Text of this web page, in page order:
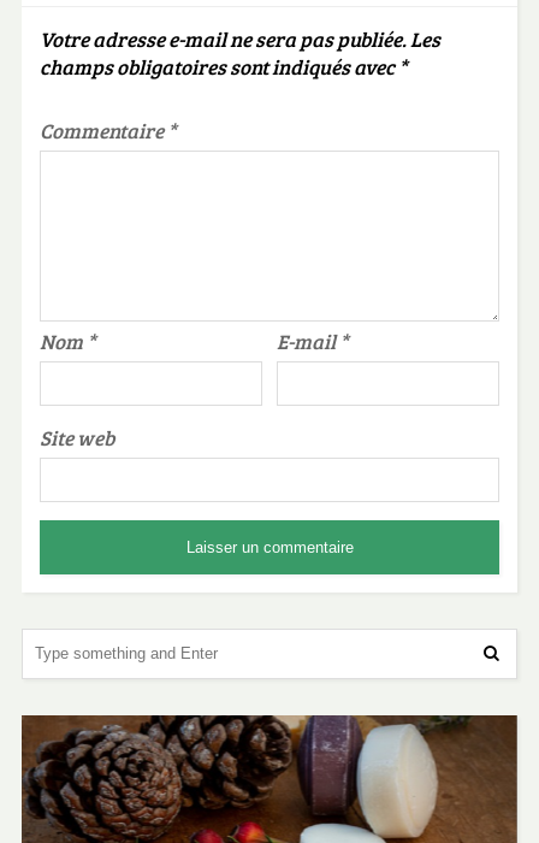
Votre adresse e-mail ne sera pas publiée.Les
champs obligatoires sont indiqués avec*
Commentaire*
Nom * E-mail*
Site web